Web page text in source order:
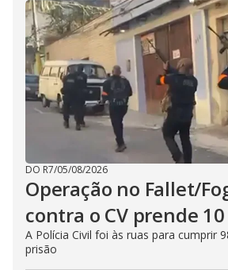
DO R7/05/08/2026
Operação no Fallet/
contra o CV prende
A Polícia Civil foi às ruas para cumprir
prisão